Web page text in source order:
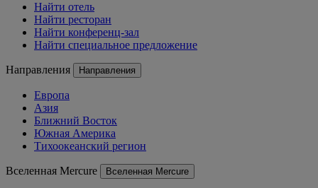
Найти отель
Найти ресторан
Найти конференц-зал
Найти специальное предложение
Направления Направления
Европа
Азия
Ближний Восток
Южная Америка
Тихоокеанский регион
Вселенная Mercure Вселенная Mercure